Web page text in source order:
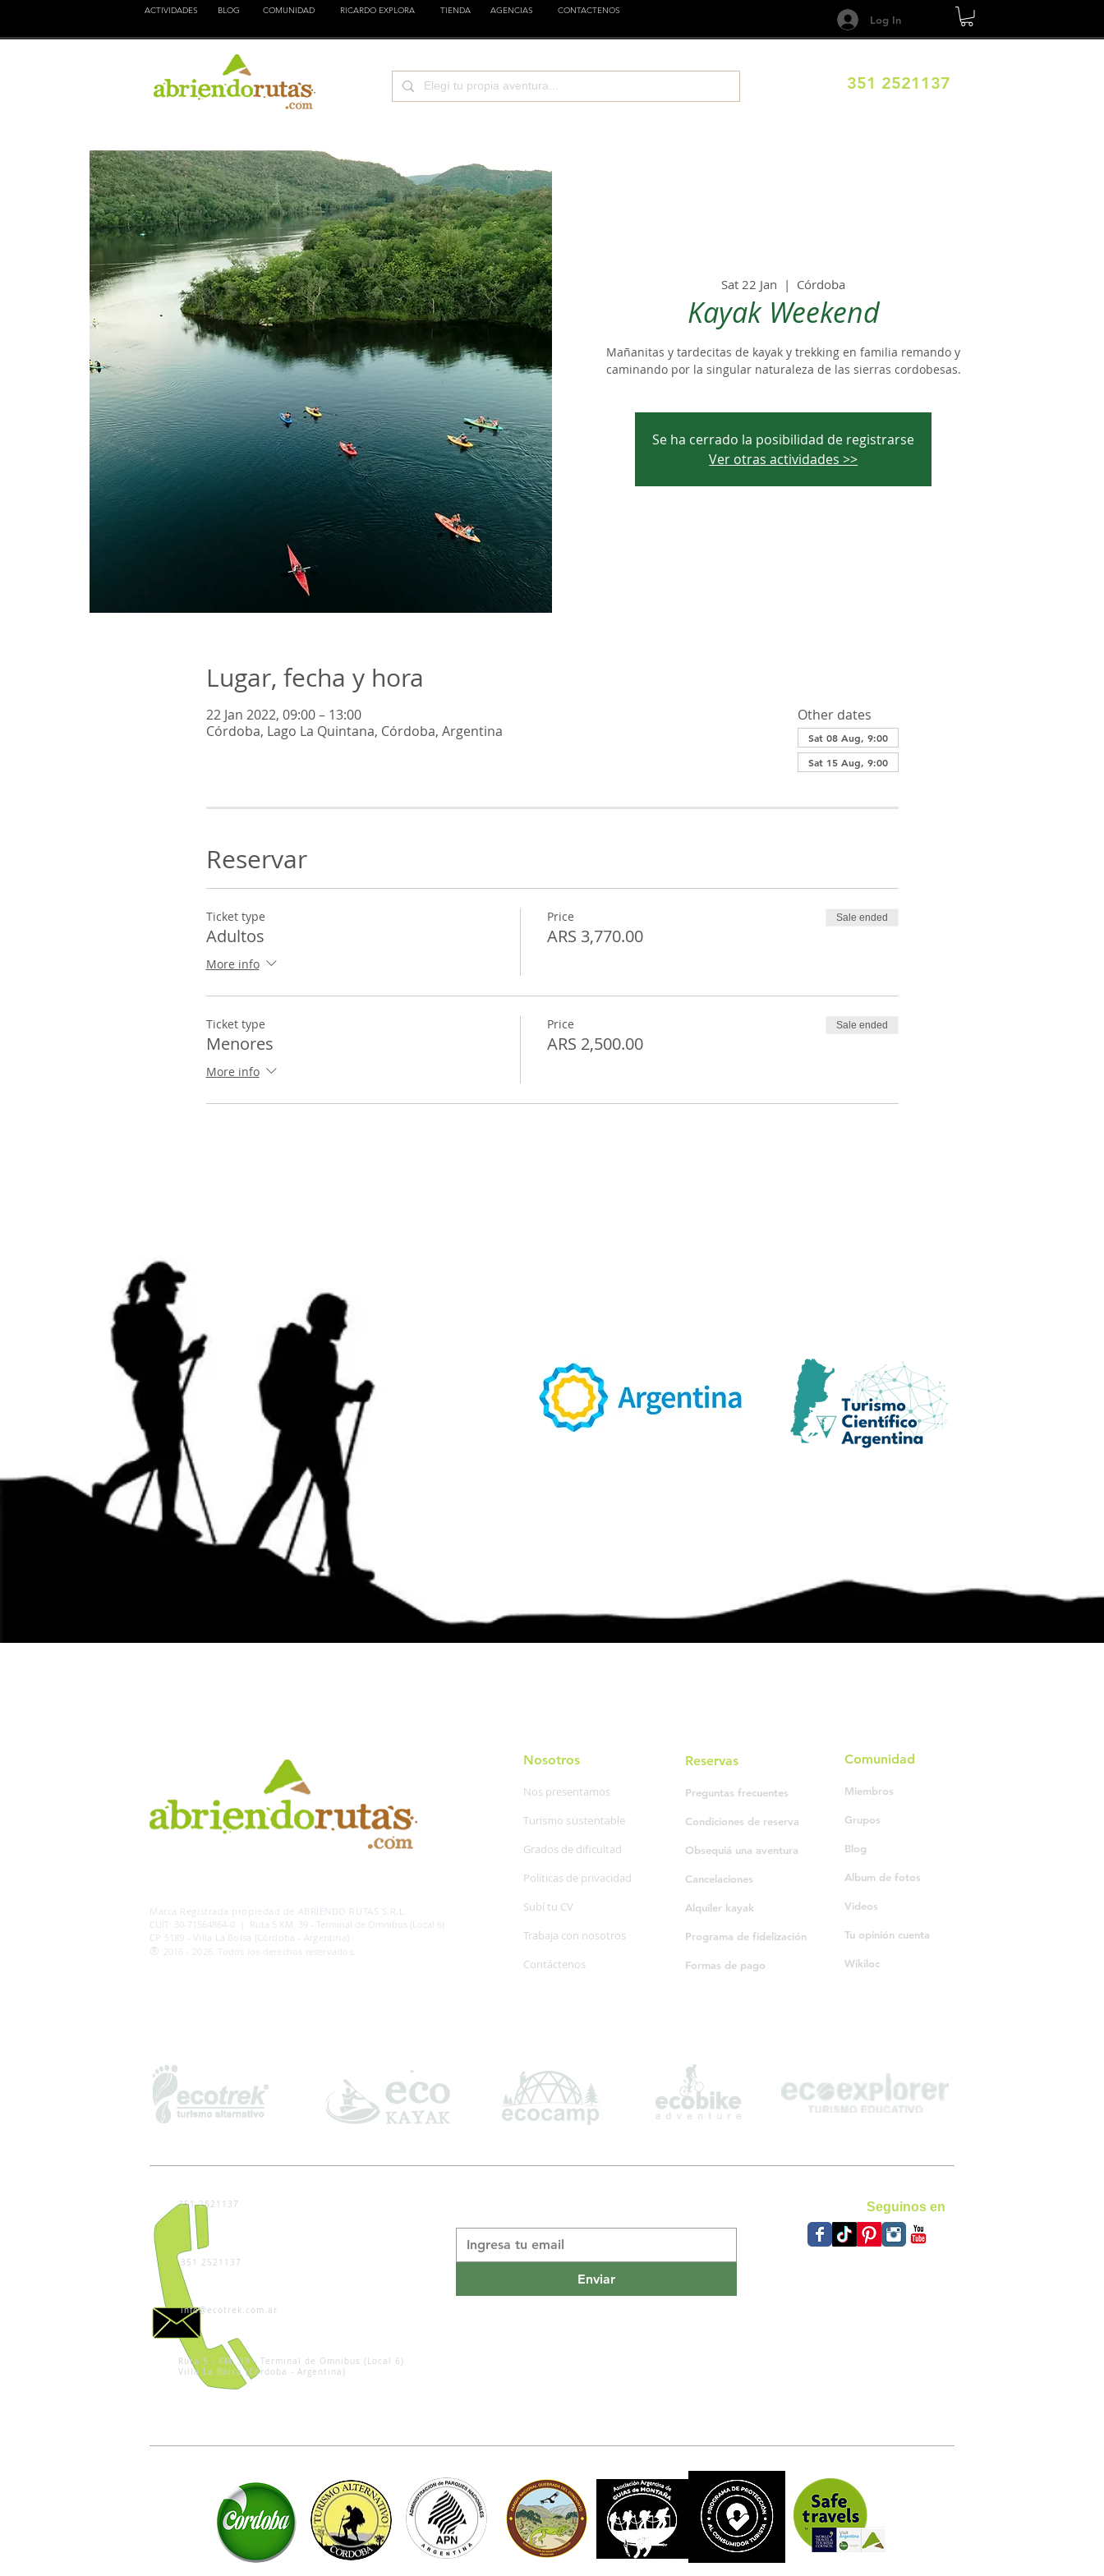
ACTIVIDADES BLOG COMUNIDAD RICARDO EXPLORA TIENDA AGENCIAS CONTACTENOS
Log In
351 2521137
Sat 22 Jan
  |
Córdoba
Kayak Weekend
Mañanitas y tardecitas de kayak y trekking en familia remando y
caminando por la singular naturaleza de las sierras cordobesas.
Se ha cerrado la posibilidad de registrarse
Ver otras actividades >>
Lugar, fecha y hora
22 Jan 2022, 09:00 – 13:00
Córdoba, Lago La Quintana, Córdoba, Argentina
Other dates
Sat 08 Aug, 9:00
Sat 15 Aug, 9:00
Reservar
Ticket type
Adultos
More info
Price
ARS 3,770.00
Sale ended
Ticket type
Menores
More info
Price
ARS 2,500.00
Sale ended
Marca Registrada propiedad de ABRIENDO RUTAS S.R.L.
CUIT: 30-71564864-0 | Ruta 5 KM. 39 - Terminal de Omnibus (Local 6)
CP 5189 - Villa La Bolsa (Córdoba - Argentina)
® 2016 - 2026. Todos los derechos reservados.
Nosotros
Nos presentamos
Turismo sustentable
Grados de dificultad
Políticas de privacidad
Subí tu CV
Trabaja con nosotros
Contáctenos
Reservas
Preguntas frecuentes
Condiciones de reserva
Obsequiá una aventura
Cancelaciones
Alquiler kayak
Programa de fidelización
Formas de pago
Comunidad
Miembros
Grupos
Blog
Album de fotos
Videos
Tu opinión cuenta
Wikiloc
Seguinos en
351 2521137
351 2521137
info@ecotrek.com.ar
Ruta 5 - KM. 39 - Terminal de Omnibus (Local 6)
Villa La Bolsa (Córdoba - Argentina)
Enviar